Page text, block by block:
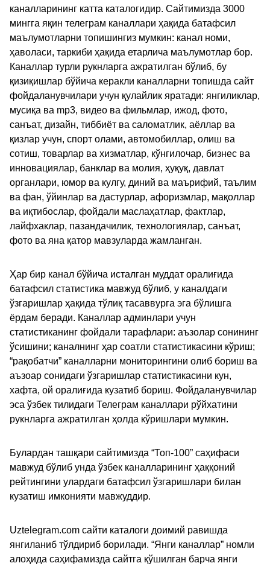
каналларининг катта каталогидир. Сайтимизда 3000
мингга яқин телеграм каналлари ҳақида батафсил
маълумотларни топишингиз мумкин: канал номи,
ҳаволаси, таркиби ҳақида етарлича маълумотлар бор.
Каналлар турли рукнларга ажратилган бўлиб, бу
қизиқишлар бўйича керакли каналларни топишда сайт
фойдаланувчилари учун қулайлик яратади: янгиликлар,
мусиқа ва mp3, видео ва фильмлар, ижод, фото,
санъат, дизайн, тиббиёт ва саломатлик, аёллар ва
қизлар учун, спорт олами, автомобиллар, олиш ва
сотиш, товарлар ва хизматлар, кўнгилочар, бизнес ва
инновациялар, банклар ва молия, ҳуқуқ, давлат
органлари, юмор ва кулгу, диний ва маърифий, таълим
ва фан, ўйинлар ва дастурлар, афоризмлар, мақоллар
ва иқтибослар, фойдали маслаҳатлар, фактлар,
лайфхаклар, пазандачилик, технологиялар, санъат,
фото ва яна қатор мавзуларда жамланган.
Ҳар бир канал бўйича исталган муддат оралиғида
батафсил статистика мавжуд бўлиб, у каналдаги
ўзгаришлар ҳақида тўлиқ тасаввурга эга бўлишга
ёрдам беради. Каналлар админлари учун
статистиканинг фойдали тарафлари: аъзолар сонининг
ўсишини; каналнинг ҳар соатли статистикасини кўриш;
“рақобатчи” каналларни мониторингини олиб бориш ва
аъзоар сонидаги ўзгаришлар статистикасини кун,
хафта, ой оралиғида кузатиб бориш. Фойдаланувчилар
эса ўзбек тилидаги Телеграм каналлари рўйхатини
рукнларга ажратилган ҳолда кўришлари мумкин.
Булардан ташқари сайтимизда “Топ-100” саҳифаси
мавжуд бўлиб унда ўзбек каналларининг ҳаққоний
рейтингини улардаги батафсил ўзгаришлари билан
кузатиш имконияти мавжуддир.
Uztelegram.com сайти каталоги доимий равишда
янгиланиб тўлдириб борилади. “Янги каналлар” номли
алоҳида саҳифамизда сайтга қўшилган барча янги